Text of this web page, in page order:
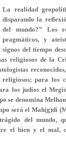
La realidad
disparando la
del mundo?” Los
pragmáticos, y
signos del tiempo
religiosos de la
para los
los judíos el
se denomina
será el Mah(g)di
del mundo,
el bien y el mal,